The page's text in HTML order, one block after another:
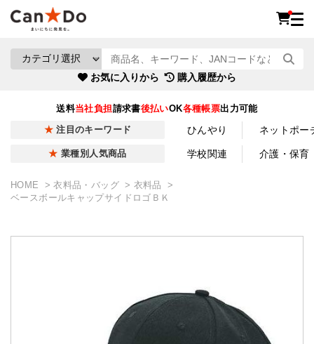
お気に入りから 購入履歴から
送料当社負担請求書後払いOK各種帳票出力可能
注目のキーワード ひんやり ネットポー
業種別人気商品 学校関連 介護・保育
HOME 衣料品・バッグ
衣料品
ベースボールキャップサイドロゴＢＫ